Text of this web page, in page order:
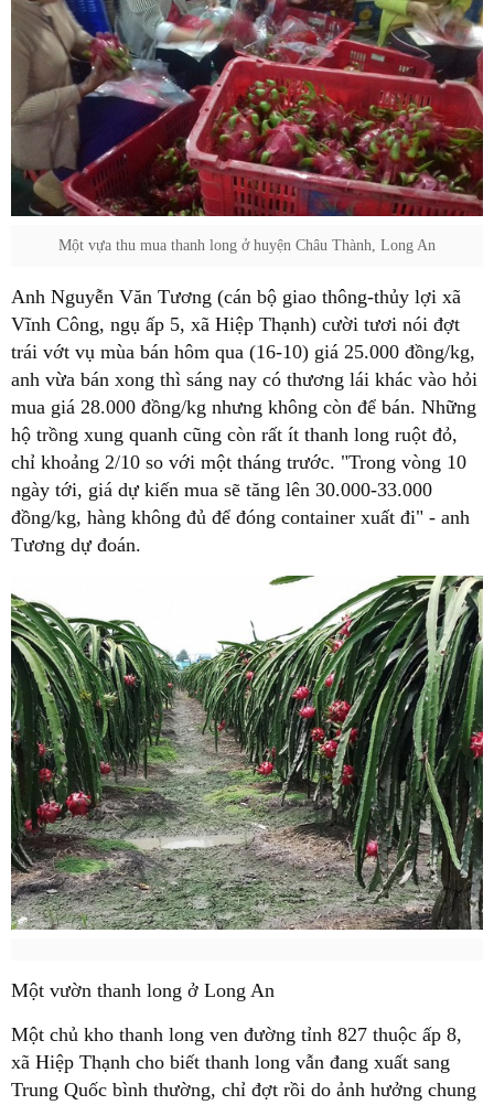
Một vựa thu mua thanh long ở huyện Châu Thành, Long An
Anh Nguyễn Văn Tương (cán bộ giao thông-thủy lợi xã
Vĩnh Công, ngụ ấp 5, xã Hiệp Thạnh) cười tươi nói đợt
trái vớt vụ mùa bán hôm qua (16-10) giá 25.000 đồng/kg,
anh vừa bán xong thì sáng nay có thương lái khác vào hỏi
mua giá 28.000 đồng/kg nhưng không còn để bán. Những
hộ trồng xung quanh cũng còn rất ít thanh long ruột đỏ,
chỉ khoảng 2/10 so với một tháng trước. "Trong vòng 10
ngày tới, giá dự kiến mua sẽ tăng lên 30.000-33.000
đồng/kg, hàng không đủ để đóng container xuất đi" - anh
Tương dự đoán.
Một vườn thanh long ở Long An
Một chủ kho thanh long ven đường tỉnh 827 thuộc ấp 8,
xã Hiệp Thạnh cho biết thanh long vẫn đang xuất sang
Trung Quốc bình thường, chỉ đợt rồi do ảnh hưởng chung